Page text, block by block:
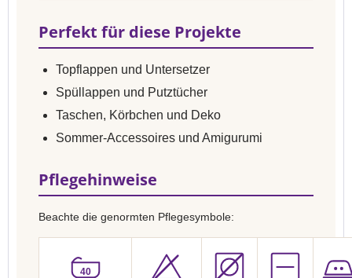
Perfekt für diese Projekte
Topflappen und Untersetzer
Spüllappen und Putztücher
Taschen, Körbchen und Deko
Sommer-Accessoires und Amigurumi
Pflegehinweise
Beachte die genormten Pflegesymbole:
40